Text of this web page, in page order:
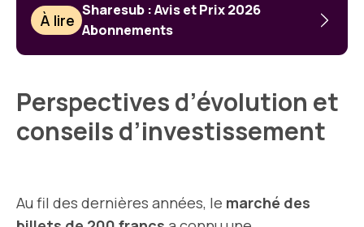
À lire
Sharesub : Avis et Prix 2026
Abonnements
Perspectives d’évolution et
conseils d’investissement
Au fil des dernières années, le marché des